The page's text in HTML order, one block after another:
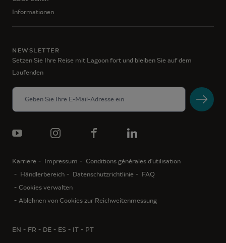
Informationen
NEWSLETTER
Setzen Sie Ihre Reise mit Lagoon fort und bleiben Sie auf dem
Laufenden
Karriere Impressum
Conditions générales d'utilisation
Händlerbereich
Datenschutzrichtlinie
FAQ
Cookies verwalten
Ablehnen von Cookies zur Reichweitenmessung
EN FR DE ES IT PT